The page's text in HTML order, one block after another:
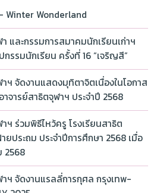
Winter Wonderland
และกรรมการสมาคมนักเรียนเก่าฯ
กรรมนักเรียน ครั้งที่ 16 “เจริญสี”
ฯ จัดงานแสดงมุทิตาจิตเนื่องในโอกาส
จารย์สาธิตจุฬาฯ ประจำปี 2568
ฯ ร่วมพิธีไหว้ครู โรงเรียนสาธิต
ประถม ประจำปีการศึกษา 2568 เมื่อ
2568
ฯ จัดงานแรลลี่การกุศล กรุงเทพ-